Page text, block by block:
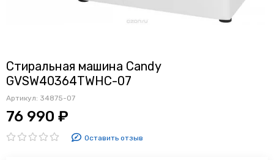
Стиральная машина Candy
GVSW40364TWHC-07
Артикул: 34875-07
76 990 ₽
Оставить отзыв